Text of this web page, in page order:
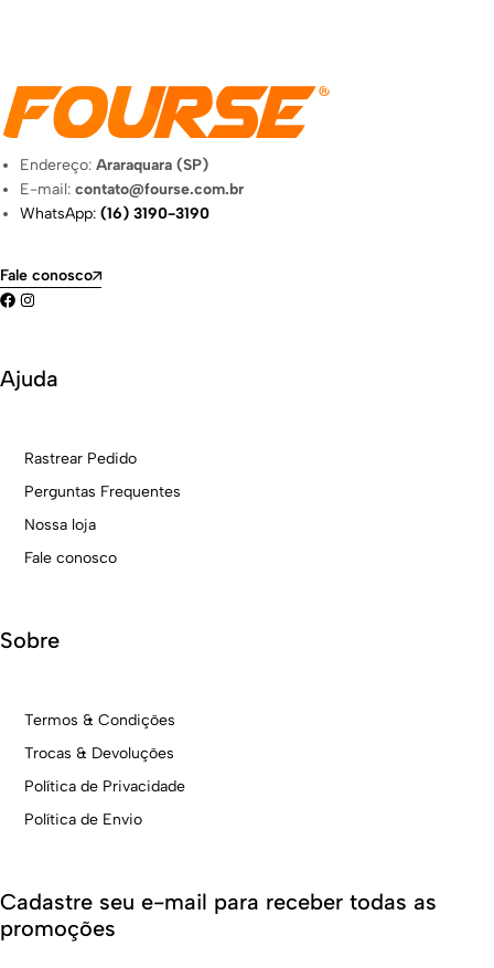
Endereço:Araraquara (SP)
E-mail:contato@fourse.com.br
WhatsApp:(16) 3190-3190
Fale conosco
Ajuda
Rastrear Pedido
Perguntas Frequentes
Nossa loja
Fale conosco
Sobre
Termos & Condições
Trocas & Devoluções
Política de Privacidade
Política de Envio
Cadastre seu e-mail para receber todas as
promoções